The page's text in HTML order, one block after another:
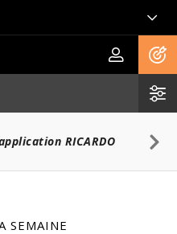
RICARDO
SEMAINE